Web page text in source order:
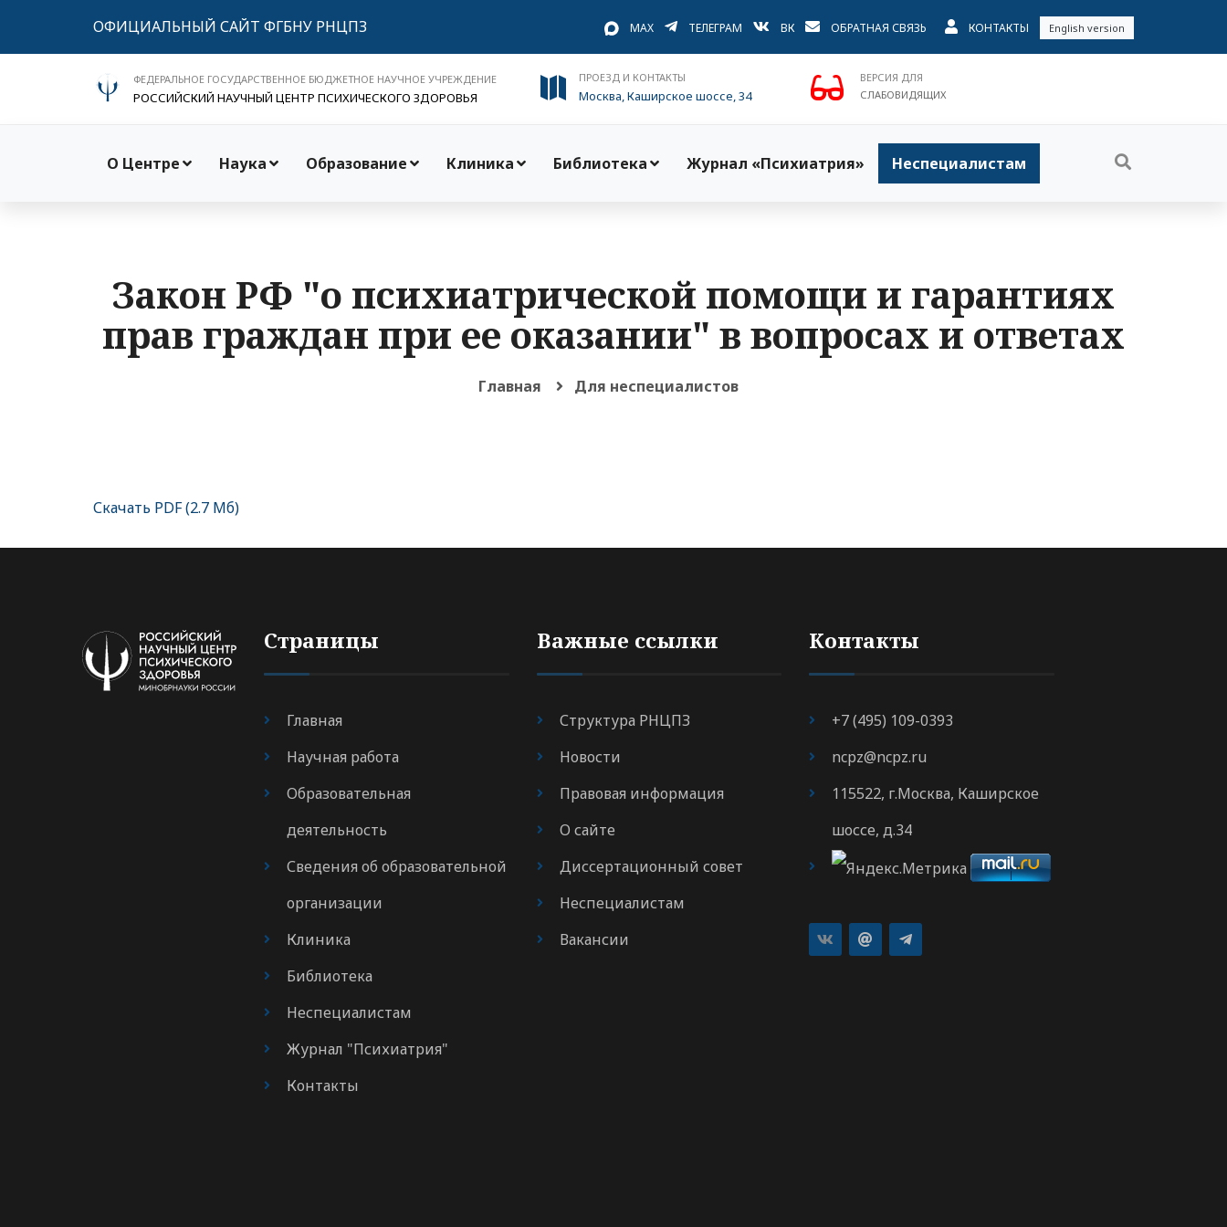
ОФИЦИАЛЬНЫЙ САЙТ ФГБНУ РНЦПЗ MAX ТЕЛЕГРАМ ВК ОБРАТНАЯ СВЯЗЬ КОНТАКТЫ English version
ФЕДЕРАЛЬНОЕ ГОСУДАРСТВЕННОЕ БЮДЖЕТНОЕ НАУЧНОЕ УЧРЕЖДЕНИЕ
РОССИЙСКИЙ НАУЧНЫЙ ЦЕНТР ПСИХИЧЕСКОГО ЗДОРОВЬЯ
ПРОЕЗД И КОНТАКТЫ
Москва, Каширское шоссе, 34
ВЕРСИЯ ДЛЯ
СЛАБОВИДЯЩИХ
О Центре Наука Образование Клиника Библиотека Журнал «Психиатрия» Неспециалистам
Закон РФ "о психиатрической помощи и гарантиях
прав граждан при ее оказании" в вопросах и ответах
Главная Для неспециалистов
Скачать PDF (2.7 Мб)
Страницы
Главная
Научная работа
Образовательная
деятельность
Сведения об образовательной
организации
Клиника
Библиотека
Неспециалистам
Журнал "Психиатрия"
Контакты
Важные ссылки
Структура РНЦПЗ
Новости
Правовая информация
О сайте
Диссертационный совет
Неспециалистам
Вакансии
Контакты
+7 (495) 109-0393
ncpz@ncpz.ru
115522, г.Москва, Каширское
шоссе, д.34